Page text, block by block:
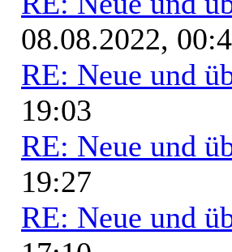
08.08.2022,
RE: Neue und
19:03
RE: Neue und
19:27
RE: Neue und